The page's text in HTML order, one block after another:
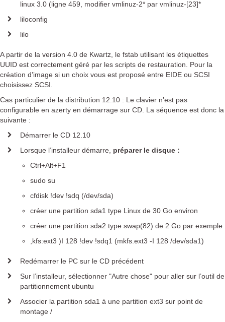
linux 3.0 (ligne 459, modifier vmlinuz-2* par vmlinuz-[23]*
liloconfig
lilo
A partir de la version 4.0 de Kwartz, le fstab utilisant les étiquettes
UUID est correctement géré par les scripts de restauration. Pour la
création d’image si un choix vous est proposé entre EIDE ou SCSI
choisissez SCSI.
Cas particulier de la distribution 12.10 : Le clavier n’est pas
configurable en azerty en démarrage sur CD. La séquence est donc la
suivante :
Démarrer le CD 12.10
Lorsque l’installeur démarre, préparer le disque :
Ctrl+Alt+F1
sudo su
cfdisk !dev !sdq (/dev/sda)
créer une partition sda1 type Linux de 30 Go environ
créer une partition sda2 type swap(82) de 2 Go par exemple
,kfs:ext3 )I 128 !dev !sdq1 (mkfs.ext3 -I 128 /dev/sda1)
Redémarrer le PC sur le CD précédent
Sur l’installeur, sélectionner "Autre chose" pour aller sur l’outil de
partitionnement ubuntu
Associer la partition sda1 à une partition ext3 sur point de
montage /